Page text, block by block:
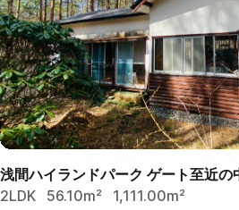
浅間ハイランドパーク ゲート至近の
2LDK
56.10m² 1,111.00m²